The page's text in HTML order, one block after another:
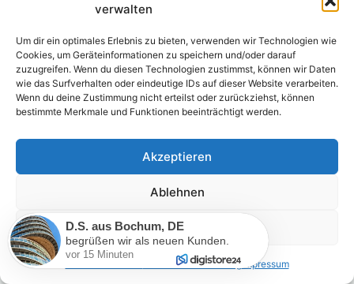
verwalten
Um dir ein optimales Erlebnis zu bieten, verwenden wir Technologien wie
Cookies, um Geräteinformationen zu speichern und/oder darauf
zuzugreifen. Wenn du diesen Technologien zustimmst, können wir Daten
wie das Surfverhalten oder eindeutige IDs auf dieser Website verarbeiten.
Wenn du deine Zustimmung nicht erteilst oder zurückziehst, können
bestimmte Merkmale und Funktionen beeinträchtigt werden.
Akzeptieren
Ablehnen
Einstellungen ansehen
Datenschutzerklärung Impressum
NEU: inkl. diesem Bonus!
Sofortzugriff auf 135 Ratgeber (eBook
+ Hörbücher) inkl. Verkaufslizenzen +
Weiterverkauf (auch
Individualisierungen möglich. Sie
können Inhalte, Titel ändern, Cover
austauschen und sich selber als Autor
P.F.ausErfurt,DE
begrüßen wir als neuen Kunden.
vor neun Stunden